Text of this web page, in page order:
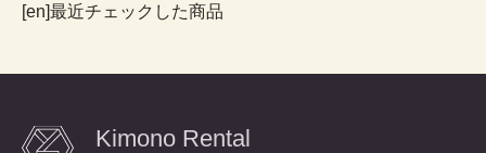
[en]最近チェックした商品
Kimono Rental